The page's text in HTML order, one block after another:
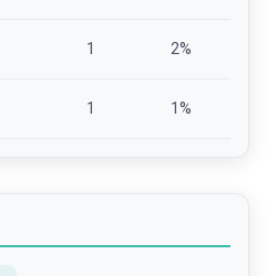
1 2%
1 1%